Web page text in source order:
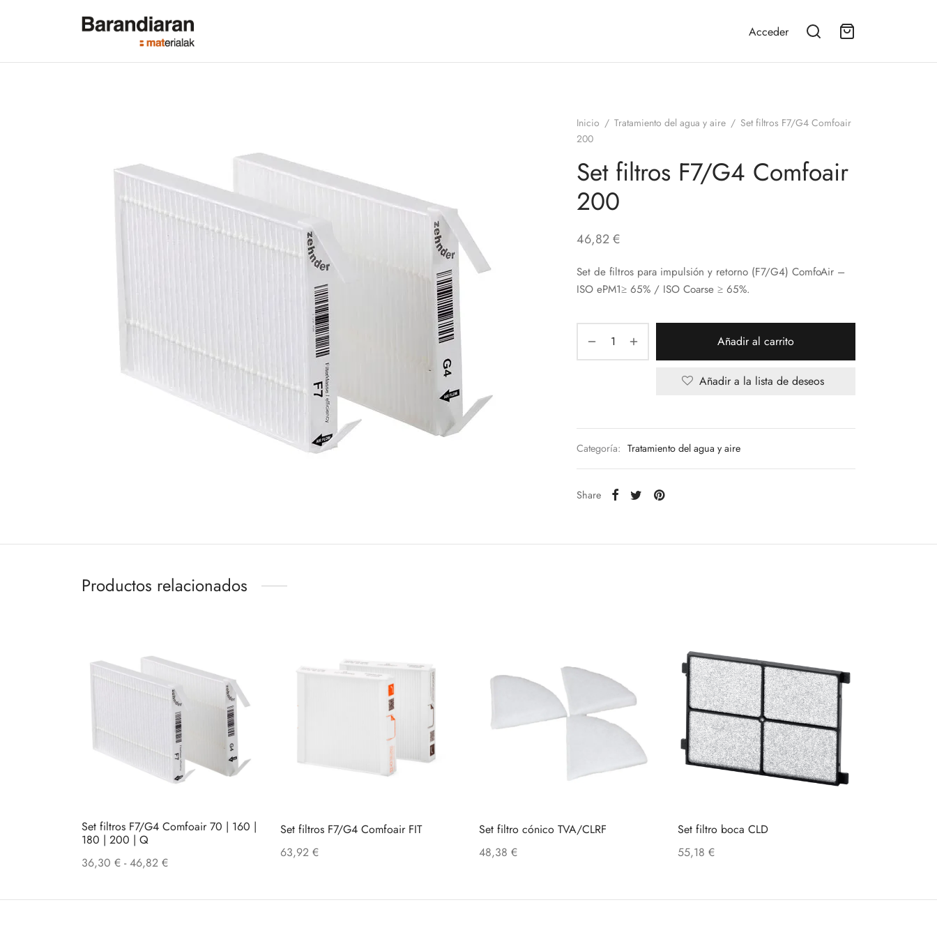
Acceder
Inicio / Tratamiento del agua y aire / Set filtros F7/G4 Comfoair
200
Set filtros F7/G4 Comfoair
200
46,82€
Set de filtros para impulsión y retorno (F7/G4) ComfoAir –
ISO ePM1≥ 65% / ISO Coarse ≥ 65%.
Añadir al carrito
Añadir a la lista de deseos
Categoría: Tratamiento del agua y aire
Share
Productos relacionados
Set filtros F7/G4 Comfoair 70 | 160 |
180 | 200 | Q
36,30 € - 46,82 €Rango
precios:
Set filtros F7/G4 Comfoair FIT
63,92 €
Set filtro cónico TVA/CLRF
48,38 €
Set filtro boca CLD
55,18 €